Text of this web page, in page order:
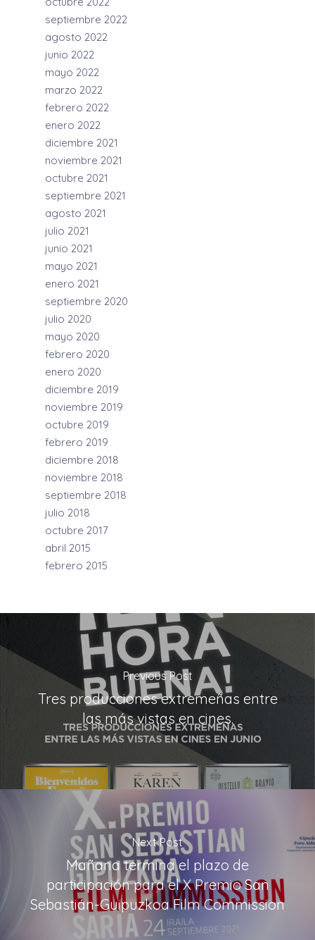
septiembre 2022
agosto 2022
junio 2022
mayo 2022
marzo 2022
febrero 2022
enero 2022
diciembre 2021
noviembre 2021
octubre 2021
septiembre 2021
agosto 2021
julio 2021
junio 2021
mayo 2021
enero 2021
septiembre 2020
julio 2020
mayo 2020
febrero 2020
enero 2020
diciembre 2019
noviembre 2019
octubre 2019
febrero 2019
diciembre 2018
noviembre 2018
septiembre 2018
julio 2018
octubre 2017
abril 2015
febrero 2015
Previous Post
Tres producciones extremeñas entre
las más vistas en cines.
Next Post
Mañana termina el plazo de
participación para el X Premio San
Sebastián-Guipuzkoa Film Commission